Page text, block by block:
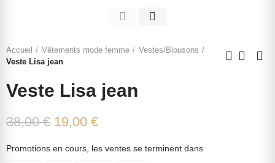
Accueil Vêtements mode femme
Vestes/Blousons
Veste Lisa jean
Veste Lisa jean
38,00 € 19,00 €
Promotions en cours, les ventes se terminent dans